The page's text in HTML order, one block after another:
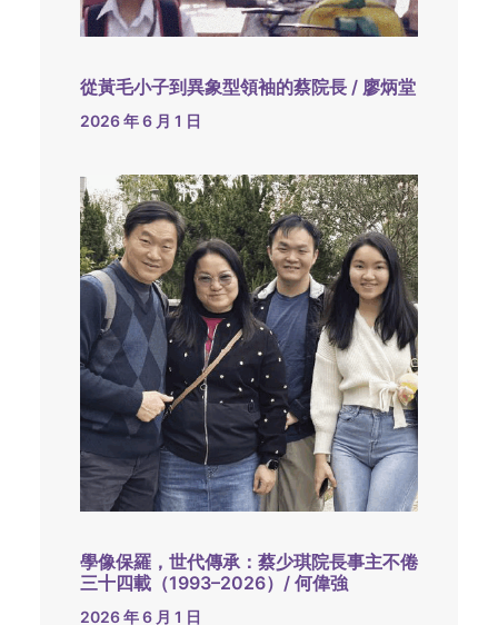
從黃毛小子到異象型領袖的蔡院長 / 廖炳堂
2026 年 6 月 1 日
學像保羅，世代傳承：蔡少琪院長事主不倦
三十四載（1993–2026）/ 何偉強
2026 年 6 月 1 日